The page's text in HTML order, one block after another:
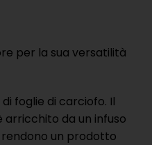
per la sua versatilità
foglie di carciofo. Il
arricchito da un infuso
rendono un prodotto